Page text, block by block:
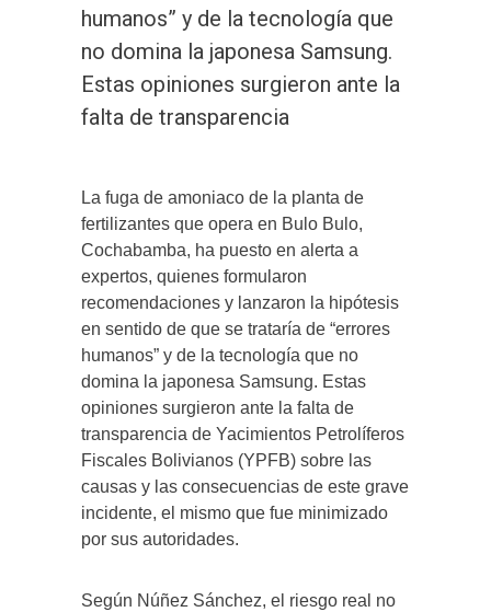
humanos” y de la tecnología que
no domina la japonesa Samsung.
Estas opiniones surgieron ante la
falta de transparencia
La fuga de amoniaco de la planta de
fertilizantes que opera en Bulo Bulo,
Cochabamba, ha puesto en alerta a
expertos, quienes formularon
recomendaciones y lanzaron la hipótesis
en sentido de que se trataría de “errores
humanos” y de la tecnología que no
domina la japonesa Samsung. Estas
opiniones surgieron ante la falta de
transparencia de Yacimientos Petrolíferos
Fiscales Bolivianos (YPFB) sobre las
causas y las consecuencias de este grave
incidente, el mismo que fue minimizado
por sus autoridades.
Según Núñez Sánchez, el riesgo real no